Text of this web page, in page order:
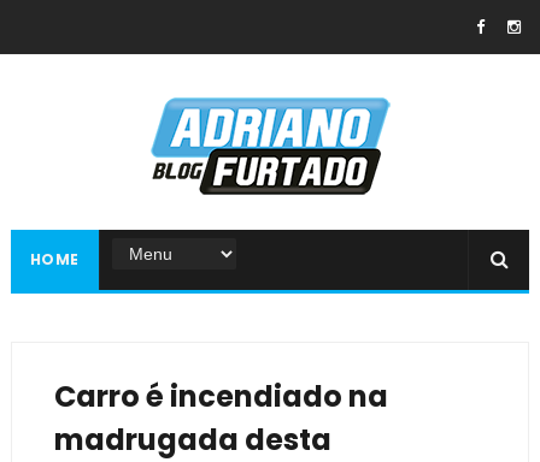
HOME
Carro é incendiado na
madrugada desta